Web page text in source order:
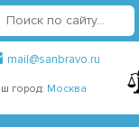
Точки самовывоза
mail@sanbravo.ru
город: Москва